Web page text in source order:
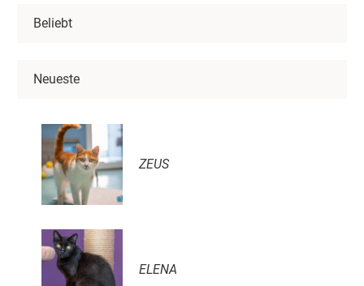
Beliebt
Neueste
ZEUS
ELENA